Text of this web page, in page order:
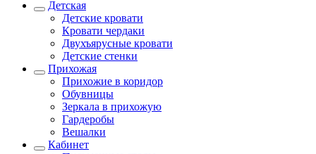
Детская
Детские кровати
Кровати чердаки
Двухъярусные кровати
Детские стенки
Прихожая
Прихожие в коридор
Обувницы
Зеркала в прихожую
Гардеробы
Вешалки
Кабинет